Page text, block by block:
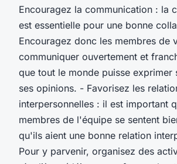
Encouragez la communication : la
est essentielle pour une bonne
Encouragez donc les membres de
communiquer ouvertement et
que tout le monde puisse exprimer
ses opinions. - Favorisez les
interpersonnelles : il est important
membres de l'équipe se sentent
qu'ils aient une bonne relation
Pour y parvenir, organisez des